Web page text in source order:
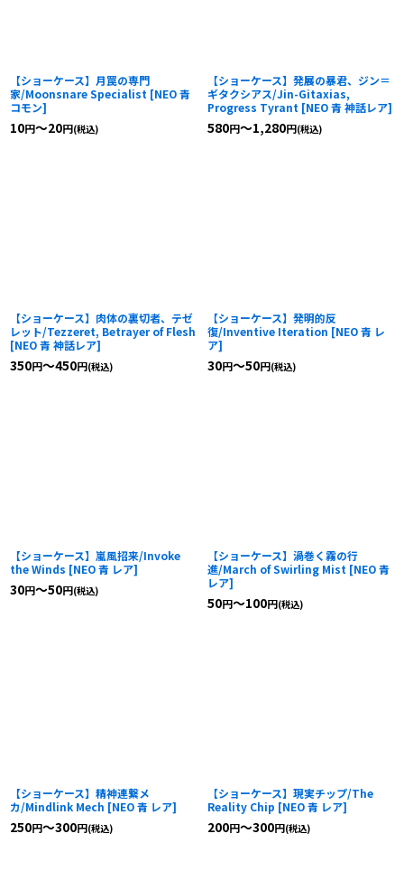
【ショーケース】月罠の専門
家/Moonsnare Specialist [NEO 青
コモン]
10円～20円(税込)
【ショーケース】発展の暴君、ジン＝
ギタクシアス/Jin-Gitaxias,
Progress Tyrant [NEO 青 神話レア]
580円～1,280円(税込)
【ショーケース】肉体の裏切者、テゼ
レット/Tezzeret, Betrayer of Flesh
[NEO 青 神話レア]
350円～450円(税込)
【ショーケース】発明的反
復/Inventive Iteration [NEO 青 レ
ア]
30円～50円(税込)
【ショーケース】嵐風招来/Invoke
the Winds [NEO 青 レア]
30円～50円(税込)
【ショーケース】渦巻く霧の行
進/March of Swirling Mist [NEO 青
レア]
50円～100円(税込)
【ショーケース】精神連繋メ
カ/Mindlink Mech [NEO 青 レア]
250円～300円(税込)
【ショーケース】現実チップ/The
Reality Chip [NEO 青 レア]
200円～300円(税込)